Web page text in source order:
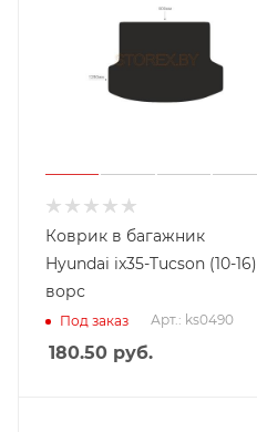
Коврик в багажник
Hyundai ix35-Tucson (10-16)
ворс
Под заказ Арт.: ks0490
180.50 руб.